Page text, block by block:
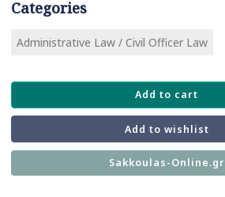
Categories
Administrative Law / Civil Officer Law
Add to cart
Add to wishlist
Sakkoulas-Online.gr